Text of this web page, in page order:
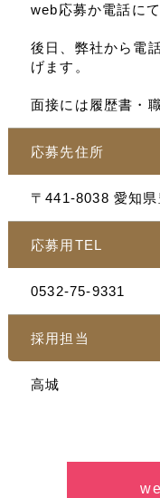
web応募か電話に
後日、弊社から電
げます。
面接には履歴書・
応募先住所
〒441-8038 愛知
応募用TEL
0532-75-9331
採用担当
高城